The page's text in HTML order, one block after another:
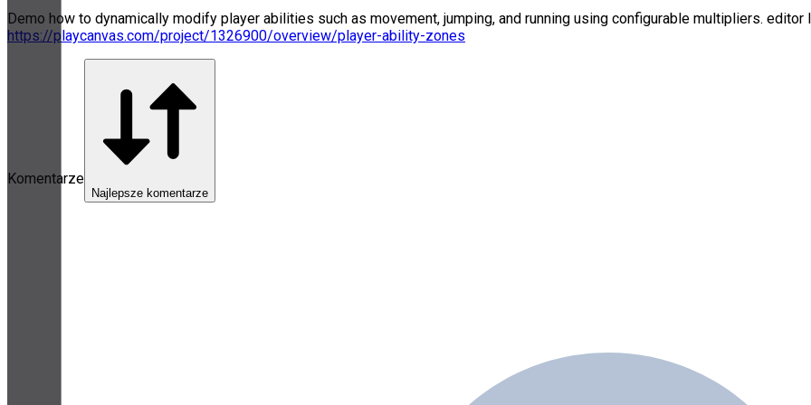
Demo how to dynamically modify player abilities such as movement, jumping, and running using configurable multipliers. editor
https://playcanvas.com/project/1326900/overview/player-ability-zones
Komentarze
Najlepsze komentarze